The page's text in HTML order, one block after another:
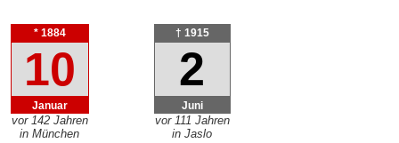
* 1884
10
Januar
vor 142 Jahren
in München
† 1915
2
Juni
vor 111 Jahren
in Jaslo